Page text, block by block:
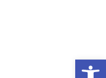
פתח סרגל נגישות